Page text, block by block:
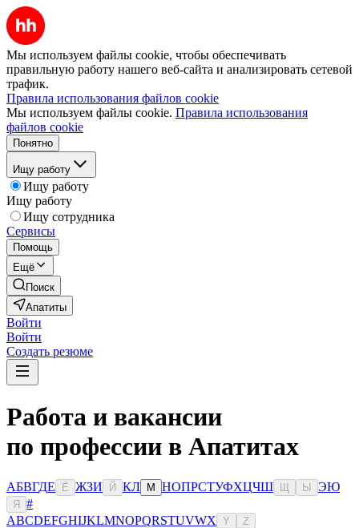
Мы используем файлы cookie, чтобы обеспечивать
правильную работу нашего веб-сайта и анализировать сетевой
трафик.
Правила использования файлов cookie
Мы используем файлы cookie. Правила использования
файлов cookie
Понятно
Ищу работу
Ищу работу
Ищу работу
Ищу сотрудника
Сервисы
Помощь
Ещё
Поиск
Апатиты
Войти
Войти
Создать резюме
Работа и вакансии
по профессии в Апатитах
АБВГДЕ Ё ЖЗИ Й КЛ М НОПРСТУФХЦЧШ Ы ЭЮ
Я
#
ABCDEFGHIJKLMNOPQRSTUVWX Y Z